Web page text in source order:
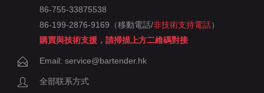
86-755-33875538
86-199-2876-9169（移動電話/非技術支持電話）
購買與技術支援，請掃描上方二維碼對接
Email: service@bartender.hk
全部联系方式